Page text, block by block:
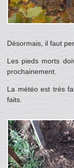
Désormais, il faut
Les pieds morts
prochainement.
La météo est très
faits.